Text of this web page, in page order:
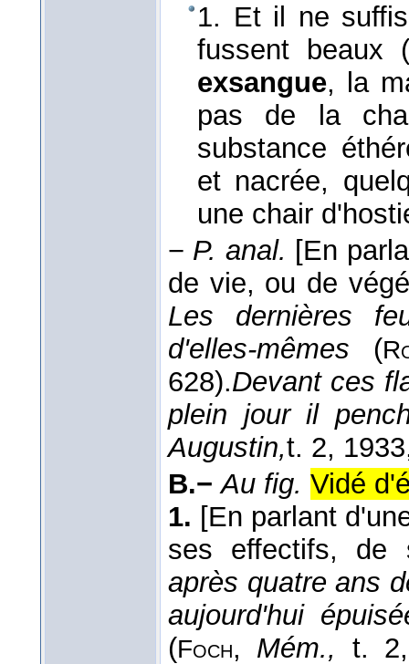
1. Et il ne
fussent beaux
exsangue, la
pas de la
substance
et nacrée,
une chair
− P. anal. [En
de vie, ou de
Les dernières
d'elles-mêmes (
628).Devant ces
plein jour il
Augustin,t. 2, 1933
B.− Au fig. Vidé
1. [En parlant
ses effectifs, de
après quatre ans
aujourd'hui
(Foch, Mém., t. 2